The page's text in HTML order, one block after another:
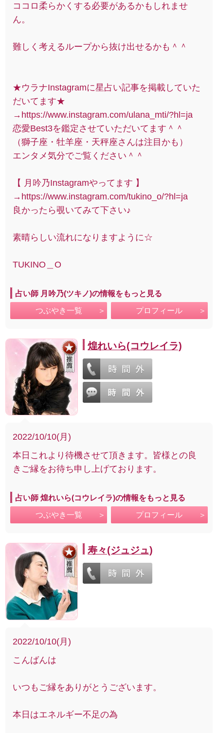
ココロ柔らかくする必要があるかもしれませ
ん。
難しく考えるループから抜け出せるかも＾＾
★ウラナInstagramに星占い記事を掲載していた
だいてます★
→https://www.instagram.com/ulana_mti/?hl=ja
恋愛Best3を鑑定させていただいてます＾＾
（獅子座・牡羊座・天秤座さんは注目かも）
エンタメ気分でご覧ください＾＾
【 月吟乃Instagramやってます 】
→https://www.instagram.com/tukino_o/?hl=ja
良かったら覗いてみて下さい♪
素晴らしい流れになりますように☆
TUKINO＿O
占い師 月吟乃(ツキノ)の情報をもっと見る
つぶやき一覧 プロフィール
煌れいら(コウレイラ)
2022/10/10(月)
本日これより待機させて頂きます。皆様との良
きご縁をお待ち申し上げております。
占い師 煌れいら(コウレイラ)の情報をもっと見る
つぶやき一覧 プロフィール
寿々(ジュジュ)
2022/10/10(月)
こんばんは
いつもご縁をありがとうございます。
本日はエネルギー不足の為